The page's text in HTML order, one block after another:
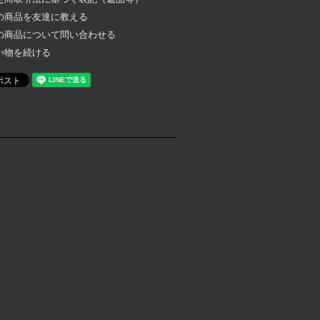
商品を友達に教える
商品について問い合わせる
物を続ける